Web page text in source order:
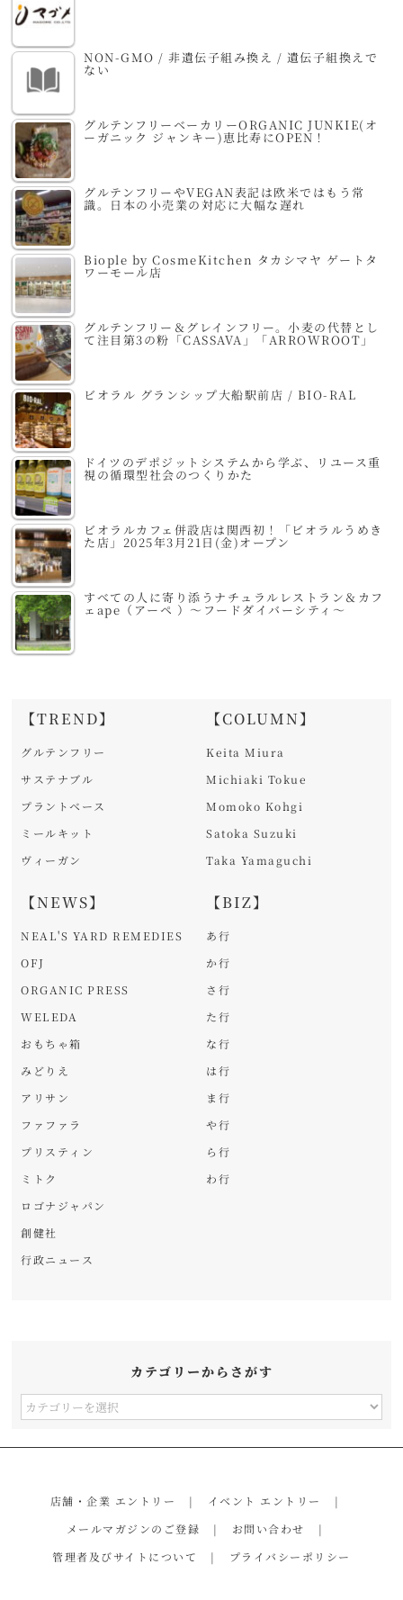
NON-GMO / 非遺伝子組み換え / 遺伝子組換えで
ない
グルテンフリーベーカリーORGANIC JUNKIE(オ
ーガニック ジャンキー)恵比寿にOPEN！
グルテンフリーやVEGAN表記は欧米ではもう常
識。日本の小売業の対応に大幅な遅れ
Biople by CosmeKitchen タカシマヤ ゲートタ
ワーモール店
グルテンフリー＆グレインフリー。小麦の代替とし
て注目第3の粉「CASSAVA」「ARROWROOT」
ビオラル グランシップ大船駅前店 / BIO-RAL
ドイツのデポジットシステムから学ぶ、リユース重
視の循環型社会のつくりかた
ビオラルカフェ併設店は関西初！「ビオラルうめき
た店」2025年3月21日(金)オープン
すべての人に寄り添うナチュラルレストラン＆カフ
ェape（アーペ ）～フードダイバーシティ～
【TREND】
グルテンフリー
サステナブル
プラントベース
ミールキット
ヴィーガン
【NEWS】
NEAL'S YARD REMEDIES
OFJ
ORGANIC PRESS
WELEDA
おもちゃ箱
みどりえ
アリサン
ファファラ
プリスティン
ミトク
ロゴナジャパン
創健社
行政ニュース
【COLUMN】
Keita Miura
Michiaki Tokue
Momoko Kohgi
Satoka Suzuki
Taka Yamaguchi
【BIZ】
あ行
か行
さ行
た行
な行
は行
ま行
や行
ら行
わ行
カテゴリーからさがす
カ
店舗・企業 エントリー
イベント エントリー
メールマガジンのご登録
お問い合わせ
管理者及びサイトについて
プライバシーポリシー